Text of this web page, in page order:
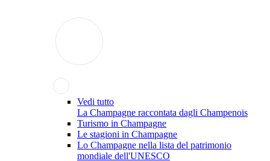
Vedi tutto
La Champagne raccontata dagli Champenois
Turismo in Champagne
Le stagioni in Champagne
Lo Champagne nella lista del patrimonio
mondiale dell'UNESCO